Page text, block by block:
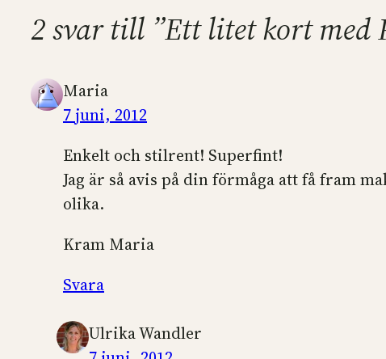
2 svar till ”Ett litet kort med
Maria
7 juni, 2012
Enkelt och stilrent! Superfint!
Jag är så avis på din förmåga att få fram
olika.
Kram Maria
Svara
Ulrika Wandler